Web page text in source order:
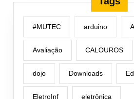
#MUTEC arduino
Avaliação CALOUROS
dojo Downloads
EletroInf eletrônica